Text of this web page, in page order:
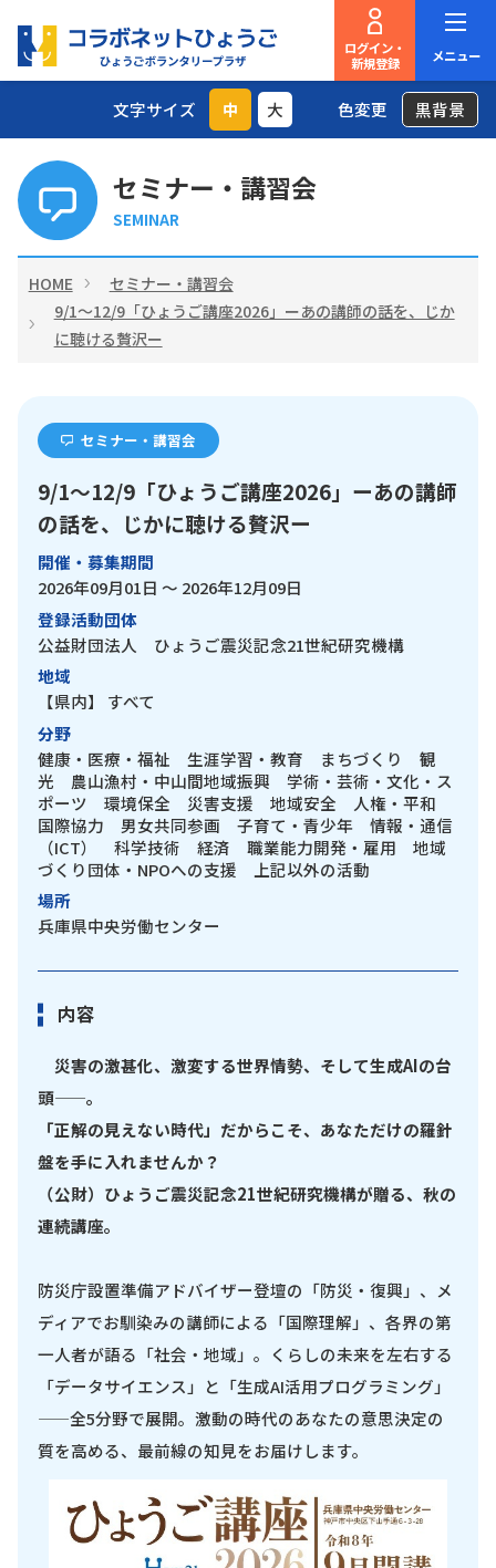
ログイン・
新規登録
メニュー
文字サイズ 中 大 色変更 黒背景
セミナー・講習会
SEMINAR
HOME
セミナー・講習会
9/1～12/9「ひょうご講座2026」ーあの講師の話を、じか
に聴ける贅沢ー
セミナー・講習会
9/1～12/9「ひょうご講座2026」ーあの講師
の話を、じかに聴ける贅沢ー
開催・募集期間
2026年09月01日 ～ 2026年12月09日
登録活動団体
公益財団法人 ひょうご震災記念21世紀研究機構
地域
【県内】
すべて
分野
健康・医療・福祉 生涯学習・教育 まちづくり 観
光 農山漁村・中山間地域振興 学術・芸術・文化・ス
ポーツ 環境保全 災害支援 地域安全 人権・平和
国際協力 男女共同参画 子育て・青少年 情報・通信
（ICT） 科学技術 経済 職業能力開発・雇用 地域
づくり団体・NPOへの支援 上記以外の活動
場所
兵庫県中央労働センター
内容
災害の激甚化、激変する世界情勢、そして生成AIの台
頭——。
「正解の見えない時代」だからこそ、あなただけの羅針
盤を手に入れませんか？
（公財）ひょうご震災記念21世紀研究機構が贈る、秋の
連続講座。
防災庁設置準備アドバイザー登壇の「防災・復興」、メ
ディアでお馴染みの講師による「国際理解」、各界の第
一人者が語る「社会・地域」。くらしの未来を左右する
「データサイエンス」と「生成AI活用プログラミング」
——全5分野で展開。激動の時代のあなたの意思決定の
質を高める、最前線の知見をお届けします。